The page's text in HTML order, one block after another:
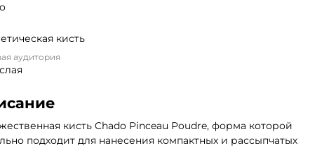
кисть
аудитория
кисть Chado Pinceau Poudre, форма которой
подходит для нанесения компактных и рассыпчатых